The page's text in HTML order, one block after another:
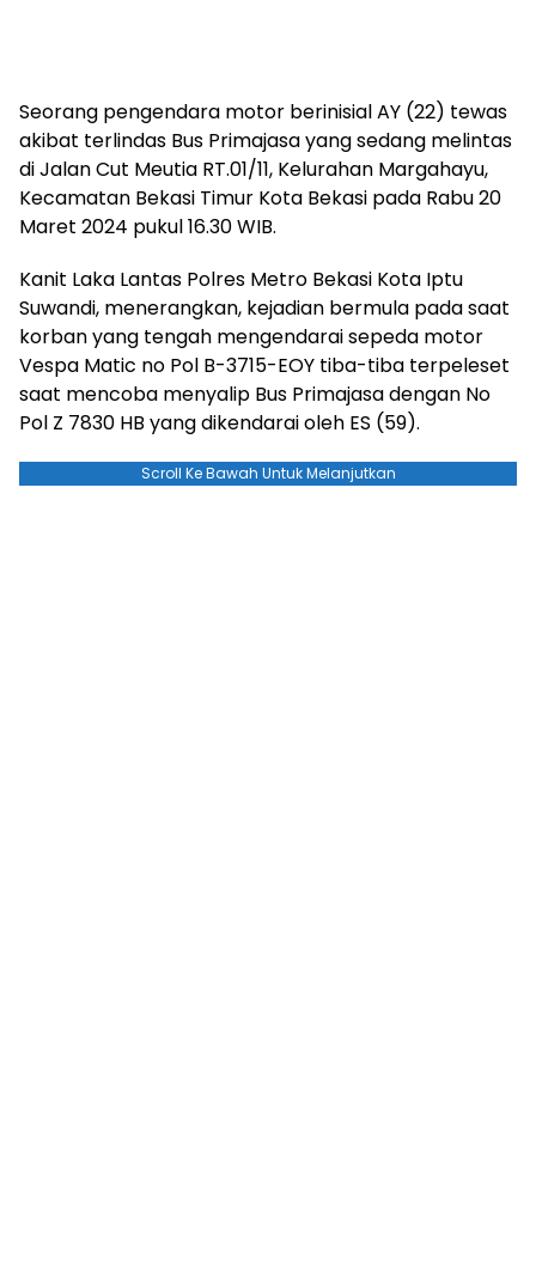
Seorang pengendara motor berinisial AY (22) tewas
akibat terlindas Bus Primajasa yang sedang melintas
di Jalan Cut Meutia RT.01/11, Kelurahan Margahayu,
Kecamatan Bekasi Timur Kota Bekasi pada Rabu 20
Maret 2024 pukul 16.30 WIB.
Kanit Laka Lantas Polres Metro Bekasi Kota Iptu
Suwandi, menerangkan, kejadian bermula pada saat
korban yang tengah mengendarai sepeda motor
Vespa Matic no Pol B-3715-EOY tiba-tiba terpeleset
saat mencoba menyalip Bus Primajasa dengan No
Pol Z 7830 HB yang dikendarai oleh ES (59).
Scroll Ke Bawah Untuk Melanjutkan